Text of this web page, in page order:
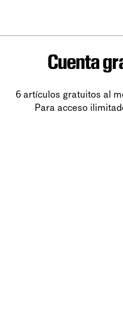
Cuenta
6 artículos gratuitos al
Para acceso